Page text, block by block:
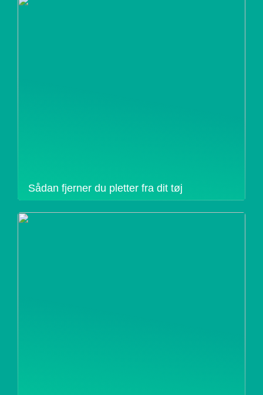
Sådan fjerner du pletter fra dit tøj